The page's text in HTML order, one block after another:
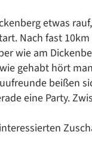
etwas
Nach fast
wie am
gehabt hört
beißen
eine Party.